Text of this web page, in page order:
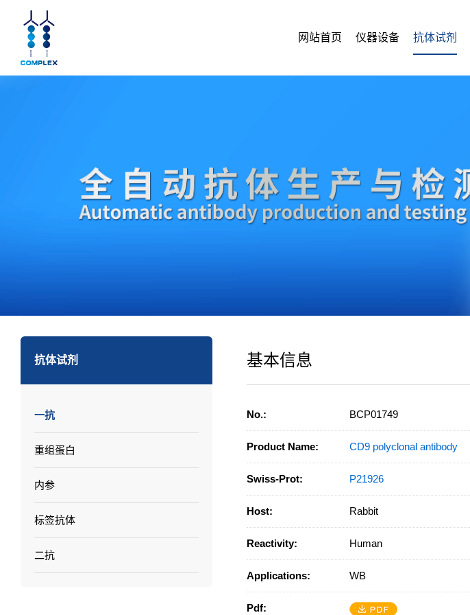
网站首页 仪器设备 抗体试剂
抗体试剂
一抗
重组蛋白
内参
标签抗体
二抗
基本信息
No.: BCP01749
Product Name: CD9 polyclonal antibody
Swiss-Prot: P21926
Host: Rabbit
Reactivity: Human
Applications: WB
Pdf: